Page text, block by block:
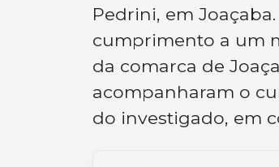
Pedrini, em
cumprimento a um
da comarca de
acompanharam o
do investigado, em